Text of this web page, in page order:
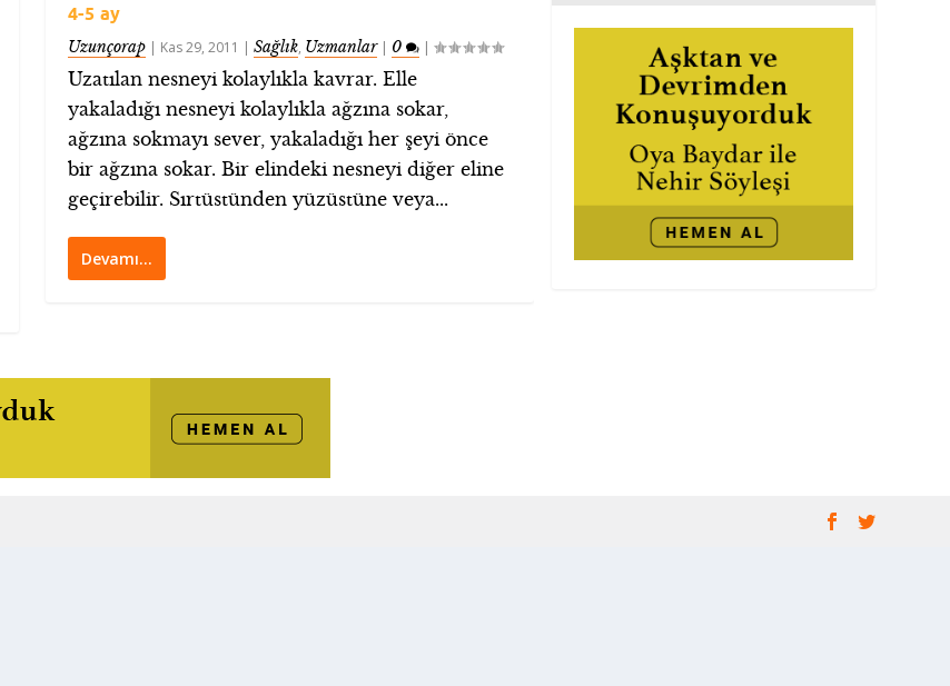
4-5 ay
Uzunçorap| Kas 29, 2011 | Sağlık, Uzmanlar| 0 |
Uzatılan nesneyi kolaylıkla kavrar. Elle
yakaladığı nesneyi kolaylıkla ağzına sokar,
ağzına sokmayı sever, yakaladığı her şeyi önce
bir ağzına sokar. Bir elindeki nesneyi diğer eline
geçirebilir. Sırtüstünden yüzüstüne veya...
Devamı…